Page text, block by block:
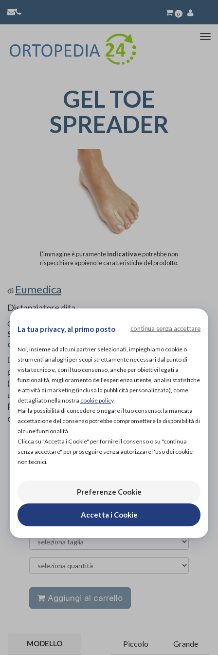
0
GEL TOE
SPREADER
L'immagine è puramenteindicativae potrebbe non
rispecchiare appieno le caratteristiche del prodotto.
di Eumedica
Distanziatore dita
Codice OTGP:
S017xF| Categoria: Calzature ortopediche e plantari»Cura
del piede
Distanziatore espressamente studiato per le dita dei
piedi, fabbricato in gel polimerico a legami incrociati
(tridimensionali). L'olio minerale in esso contenuto ha
un'azione ammorbidente sugli ispessimenti della pelle.
Protegge dalle irritazioni e desquamazioni delle dita e
da sollievo alle callosità che si formano tra le dita.
PROVA E ACQUISTA IN NEGOZIO
NON DISPONIBILE
ACQUISTA ONLINE
Aggiungi al carrello
MODELLO Piccolo Grande
La tua privacy, al primo posto continua senza accettare
Noi, insieme ad alcuni partner selezionati, impieghiamo cookie o
strumenti analoghi per scopi strettamente necessari dal punto di
vista tecnico e, con il tuo consenso, anche per obiettivi legati a
funzionalità, miglioramento dell'esperienza utente, analisi statistiche
e attività di marketing (inclusa la pubblicità personalizzata), come
dettagliato nella nostra cookie policy.
Hai la possibilità di concedere o negare il tuo consenso: la mancata
accettazione del consenso potrebbe compromettere la disponibilità di
alcune funzionalità.
Clicca su "Accetta i Cookie" per fornire il consenso o su "continua
senza accettare" per proseguire senza autorizzare l'uso dei cookie
non tecnici.
Preferenze Cookie
Accetta i Cookie